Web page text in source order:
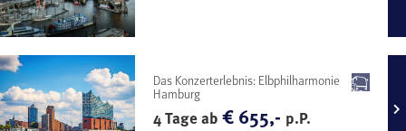
Das Konzerterlebnis: Elbphilharmonie
Hamburg
4 Tage ab€ 655,- p.P.